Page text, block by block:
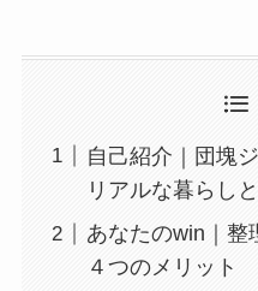
自己紹介｜団塊
リアルな暮らし
あなたのwin｜整
４つのメリット